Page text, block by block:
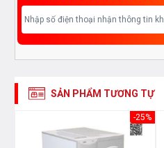
SẢN PHẨM TƯƠNG TỰ
-25%